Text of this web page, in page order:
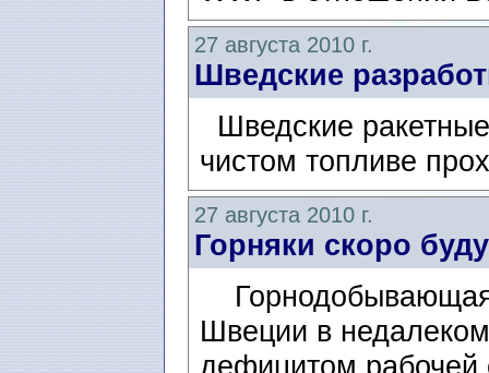
27 августа 2010 г.
Шведские
Шведские
чистом топливе
27 августа 2010 г.
Горняки скоро
Швеции в
дефицитом